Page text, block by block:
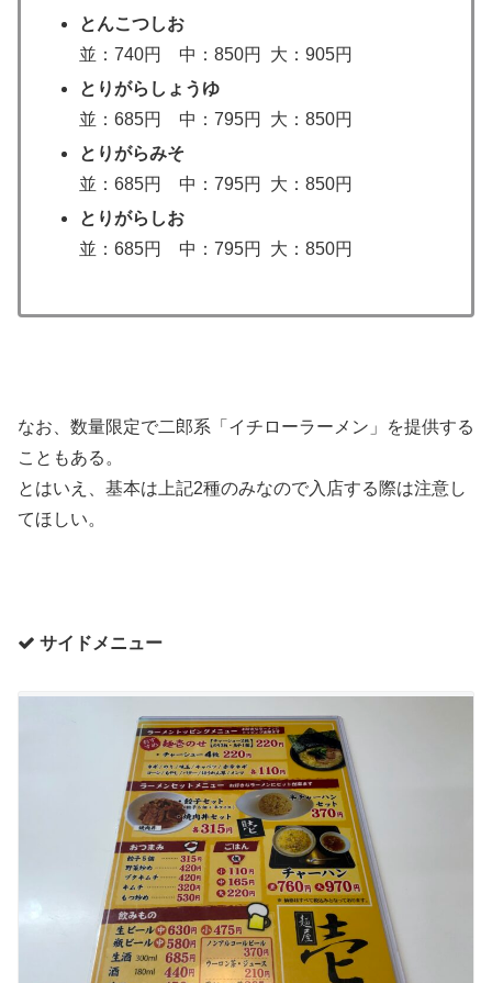
とんこつしお
並：740円 中：850円 大：905円
とりがらしょうゆ
並：685円 中：795円 大：850円
とりがらみそ
並：685円 中：795円 大：850円
とりがらしお
並：685円 中：795円 大：850円
なお、数量限定で二郎系「イチローラーメン」を提供する
こともある。
とはいえ、基本は上記2種のみなので入店する際は注意し
てほしい。
サイドメニュー